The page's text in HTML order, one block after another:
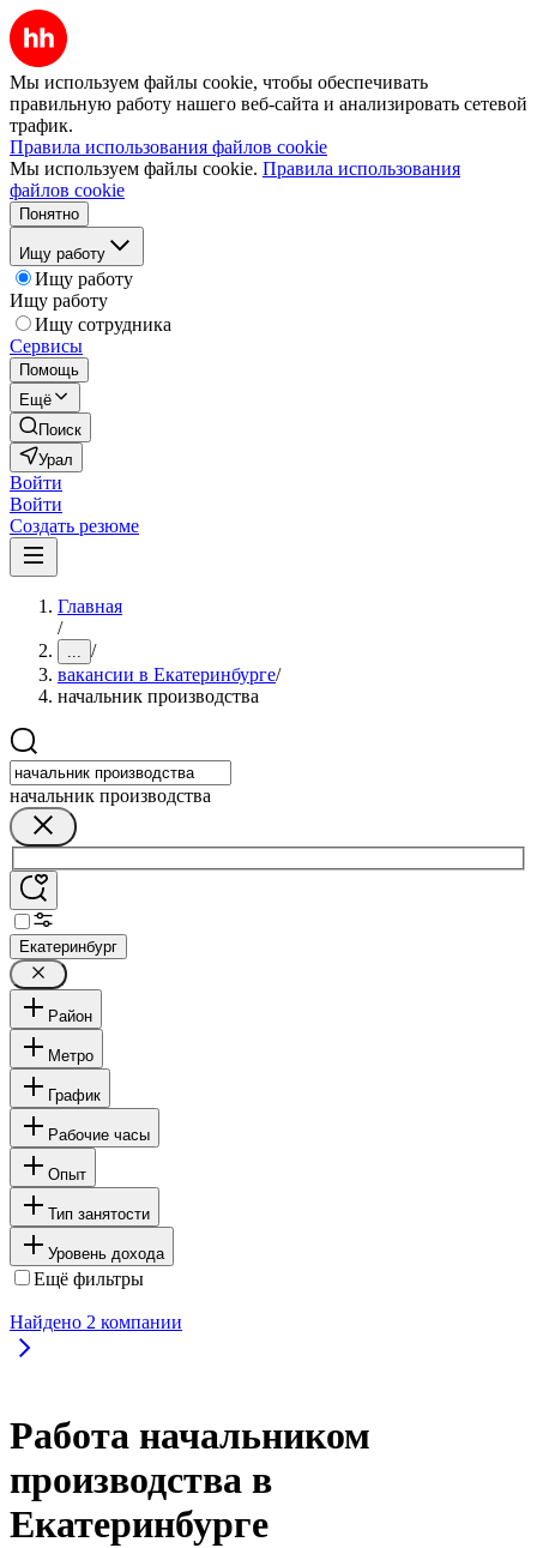
Мы используем файлы cookie, чтобы обеспечивать
правильную работу нашего веб-сайта и анализировать сетевой
трафик.
Правила использования файлов cookie
Мы используем файлы cookie. Правила использования
файлов cookie
Понятно
Ищу работу
Ищу работу
Ищу работу
Ищу сотрудника
Сервисы
Помощь
Ещё
Поиск
Урал
Войти
Войти
Создать резюме
Главная
/
... /
вакансии в Екатеринбурге/
начальник производства
начальник производства
Екатеринбург
Район
Метро
График
Рабочие часы
Опыт
Тип занятости
Уровень дохода
Ещё фильтры
Найдено 2 компании
Работа начальником
производства в
Екатеринбурге